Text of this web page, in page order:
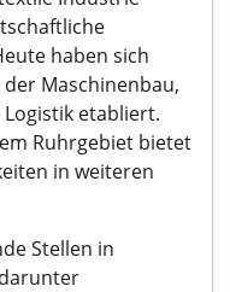
haben sich
Maschinenbau,
etabliert.
Ruhrgebiet bietet
in weiteren
Stellen in